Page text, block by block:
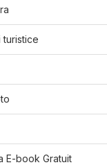
turistice
E-book Gratuit